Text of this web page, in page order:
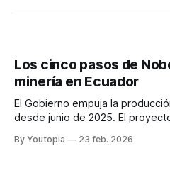
Los cinco pasos de
minería en Ecuador
El Gobierno empuja la
desde junio de 2025. El
By Youtopia 23 feb. 2026